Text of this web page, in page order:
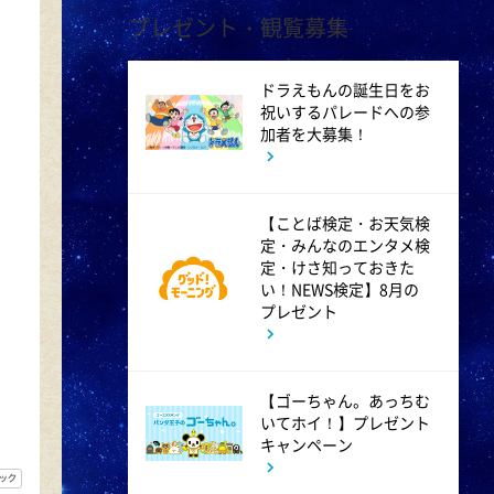
徹子の部屋 高橋文哉
DAIGOも台所 ～きょうの献
立 何にする?～ 今日はハム
の日!ごちそうに変身
ANNニュース
プレゼント・観覧募集
ドラえもんの誕生日をお
祝いするパレードへの参
加者を大募集！
【ことば検定・お天気検
定・みんなのエンタメ検
定・けさ知っておきた
い！NEWS検定】8月の
プレゼント
【ゴーちゃん。あっちむ
いてホイ！】プレゼント
キャンペーン